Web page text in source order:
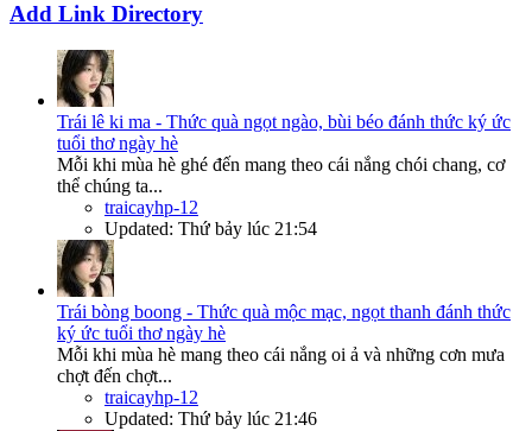
Add Link Directory
Trái lê ki ma - Thức quà ngọt ngào, bùi béo đánh thức ký ức
tuổi thơ ngày hè
Mỗi khi mùa hè ghé đến mang theo cái nắng chói chang, cơ
thể chúng ta...
traicayhp-12
Updated: Thứ bảy lúc 21:54
Trái bòng boong - Thức quà mộc mạc, ngọt thanh đánh thức
ký ức tuổi thơ ngày hè
Mỗi khi mùa hè mang theo cái nắng oi ả và những cơn mưa
chợt đến chợt...
traicayhp-12
Updated: Thứ bảy lúc 21:46